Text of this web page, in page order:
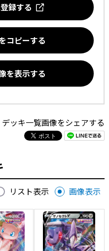
録する
コピーする
を表示する
デッキ一覧画像をシェアする
リスト表示 画像表示